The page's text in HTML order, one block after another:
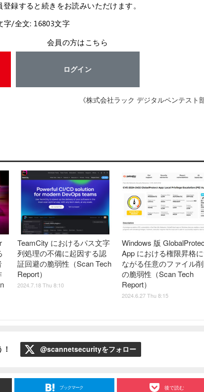
録すると続きをお読みいただけます。
字/全文: 16803文字
会員の方はこちら
ログイン
《株式会社ラック デジタルペンテスト
TeamCity におけるパス文字
列処理の不備に起因する認
証回避の脆弱性（Scan Tech
Report）
2024.7.18 Thu 8:10
Windows 版
App における権限昇格
ながる任意のファイル
の脆弱性（Scan Tech
Report）
2024.6.27 Thu 8:15
@scannetsecurityをフォロー
ブックマーク 後で読む